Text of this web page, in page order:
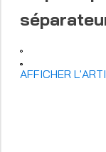
AFFICHER